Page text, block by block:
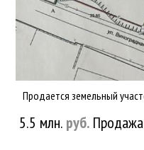
5.5 млн. руб. Продажа